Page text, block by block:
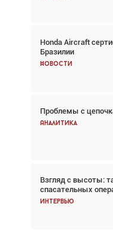
Honda Aircraft
Бразилии
Новости
Проблемы с
Аналитика
Взгляд с высоты:
спасательных
Интервью
Авиационный
говорит сама за
Новости
Впервые с 2024
снижается три
Частный самолёт
покупке
Интервью